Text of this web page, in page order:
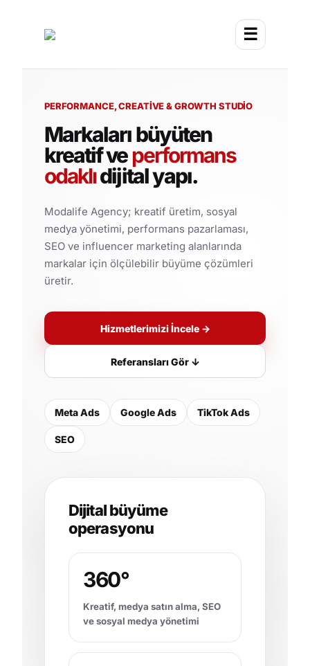
☰
PERFORMANCE, CREATIVE & GROWTH STUDIO
Markaları büyüten
kreatif veperformans
odaklıdijital yapı.
Modalife Agency; kreatif üretim, sosyal
medya yönetimi, performans pazarlaması,
SEO ve influencer marketing alanlarında
markalar için ölçülebilir büyüme çözümleri
üretir.
Hizmetlerimizi İncele →
Referansları Gör ↓
Meta Ads Google Ads TikTok Ads
SEO
Dijital büyüme
operasyonu
360°
Kreatif, medya satın alma, SEO
ve sosyal medya yönetimi